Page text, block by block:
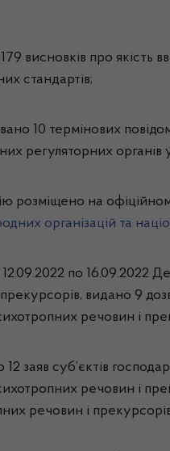
висновків про якість
стандартів;
10 термінових
регуляторних органів
розміщено на
організацій та
12.09.2022 по 16.09.2022
видано 9
речовин і
12 заяв суб’єктів
речовин і
речовин і